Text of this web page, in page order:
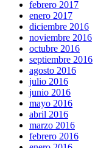
febrero 2017
enero 2017
diciembre 2016
noviembre 2016
octubre 2016
septiembre 2016
agosto 2016
julio 2016
junio 2016
mayo 2016
abril 2016
marzo 2016
febrero 2016